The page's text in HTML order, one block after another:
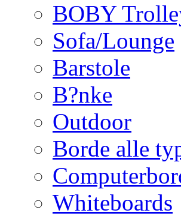
BOBY
Sofa/Lounge
Barstole
B?nke
Outdoor
Borde alle
Whiteboards